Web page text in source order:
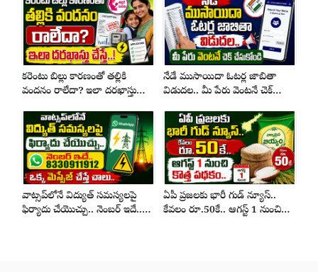
కరెంటు బిల్లు కారణంతో తల్లికి
వందనం రాలేదా? ఇలా దరఖాస్తు
నేడే ముసాయిదా ఓటర్ల జాబితా
విడుదల.. మీ పేరు వెంటనే చెక్
వాట్సప్‌లోనే విద్యుత్ సమస్యలపై
ఫిర్యాదు చేయొచ్చు.. నెంబర్ ఇదే..
ఏపీ ప్రజలకు భారీ గుడ్ న్యూస్..
కేవలం రూ.50కే.. ఆగస్ట్ 1 నుంచి